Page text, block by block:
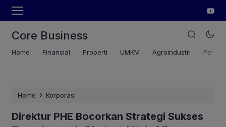
Core Business
Home Finansial Properti UMKM Agroindustri
Home › Korporasi
Direktur PHE Bocorkan Strategi Sukses